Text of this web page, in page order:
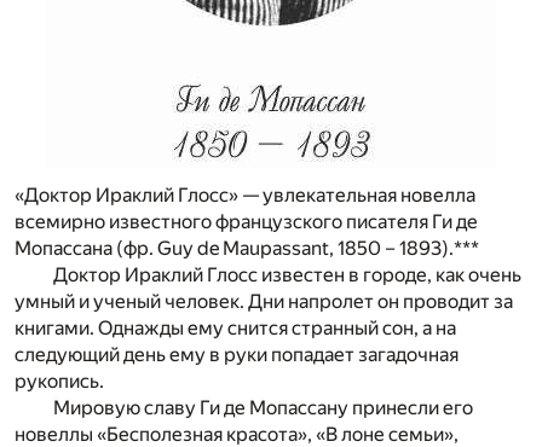
«Доктор Ираклий Глосc» — увлекательная новелла
всемирно известного французского писателя Ги де
Мопассана (фр. Guy de Maupassant, 1850 – 1893).***
Доктор Ираклий Глосс известен в городе, как очень
умный и ученый человек. Дни напролет он проводит за
книгами. Однажды ему снится странный сон, а на
следующий день ему в руки попадает загадочная
рукопись.
Мировую славу Ги де Мопассану принесли его
новеллы «Бесполезная красота», «В лоне семьи»,